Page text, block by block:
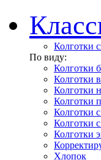
Колготки
По виду:
Колготки
Колготки
Колготки
Колготки
Колготки
Колготки
Колготки
Хлопок